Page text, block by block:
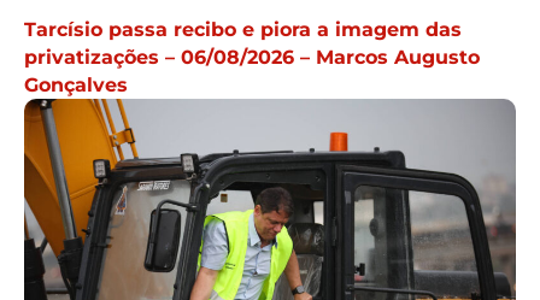
Tarcísio passa recibo e piora a imagem das
privatizações – 06/08/2026 – Marcos Augusto
Gonçalves